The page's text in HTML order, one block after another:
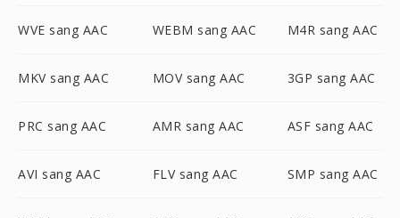
WVE sang AAC WEBM sang AAC M4R sang AAC
MKV sang AAC MOV sang AAC 3GP sang AAC
PRC sang AAC AMR sang AAC ASF sang AAC
AVI sang AAC FLV sang AAC SMP sang AAC